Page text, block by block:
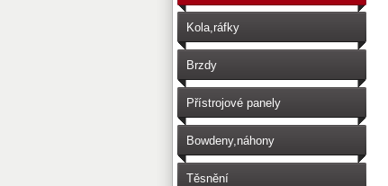
Kola,ráfky
Brzdy
Přístrojové panely
Bowdeny,náhony
Těsnění